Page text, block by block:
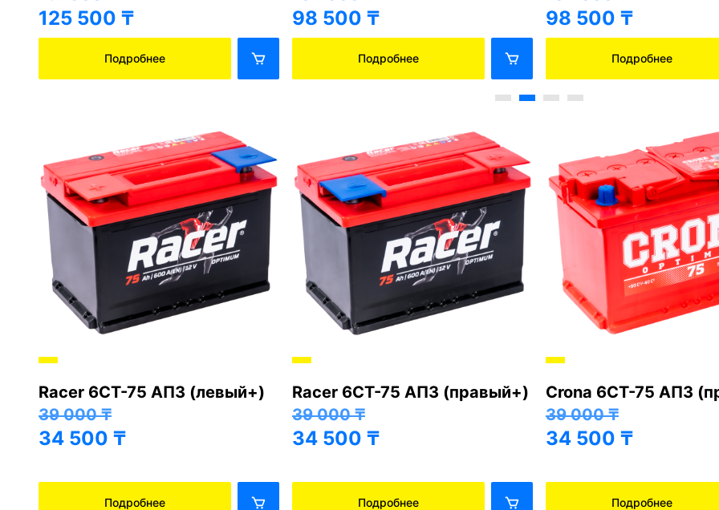
125 500 ₸
Подробнее
98 500 ₸
Подробнее
98 500 ₸
Подробнее
Racer 6СТ-75 АПЗ (левый+)
39 000₸
34 500 ₸
Подробнее
Racer 6СТ-75 АПЗ (правый+)
39 000₸
34 500 ₸
Подробнее
Crona 6СТ-75 АПЗ
39 000₸
34 500 ₸
Подробнее